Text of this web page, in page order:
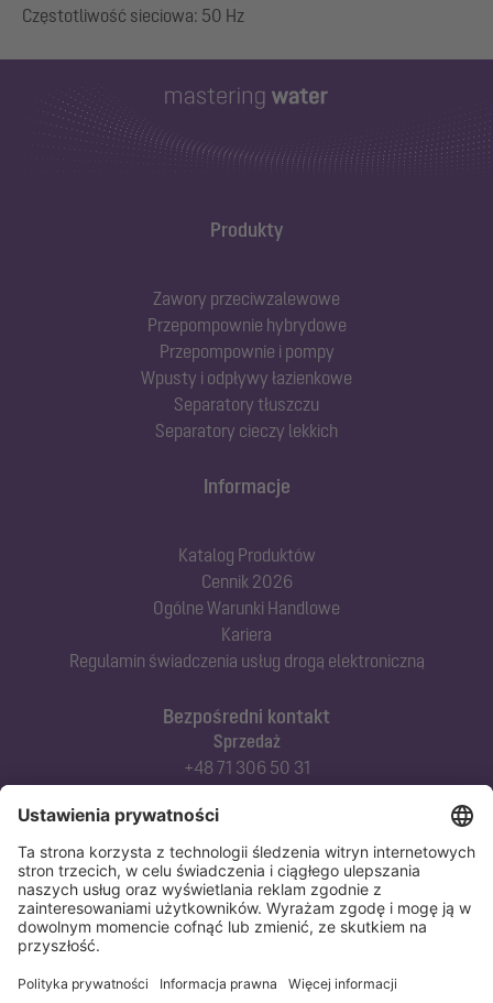
Produkty
Zawory przeciwzalewowe
Przepompownie hybrydowe
Przepompownie i pompy
Wpusty i odpływy łazienkowe
Separatory tłuszczu
Separatory cieczy lekkich
Bezpośredni kontakt
Sprzedaż
+48 71 306 50 31
Doradztwo techniczne
Serwis techniczny
+48 71 306 50 51
Informacje
Katalog Produktów
Cennik 2026
Ogólne Warunki Handlowe
Kariera
Regulamin świadczenia usług drogą elektroniczną